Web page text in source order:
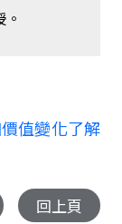
值變化了解
回上頁